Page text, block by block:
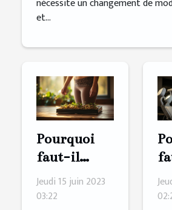
nécessite un changement de
et...
Pourquoi
faut-il
perdre du
poids ?
Jeudi 15 juin 2023
03:22